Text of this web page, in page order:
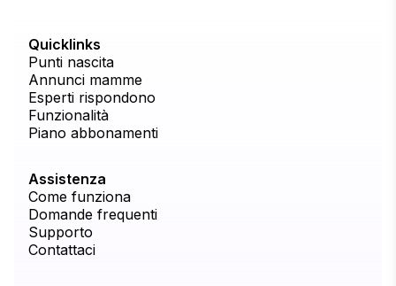
Quicklinks
Punti nascita
Annunci mamme
Esperti rispondono
Funzionalità
Piano abbonamenti
Assistenza
Come funziona
Domande frequenti
Supporto
Contattaci